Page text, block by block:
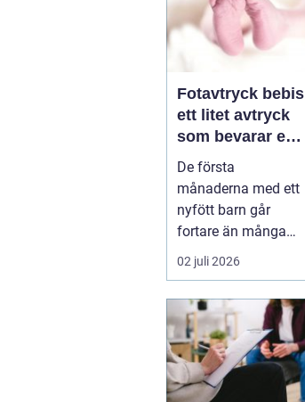
Fotavtryck bebis
ett litet avtryck
som bevarar en
stor stund
De första
månaderna med ett
nyfött barn går
fortare än många
hinner med. Ena
foten i...
02 juli 2026